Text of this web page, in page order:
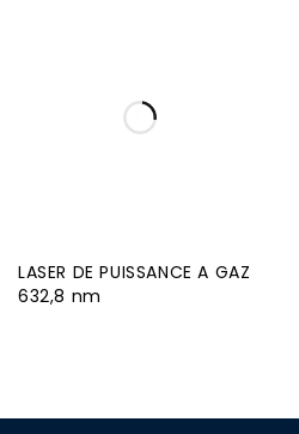
LASER DE PUISSANCE A GAZ
632,8 nm